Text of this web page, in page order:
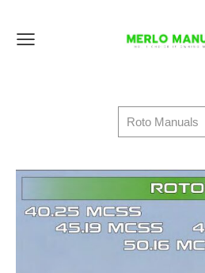
Roto Manuals